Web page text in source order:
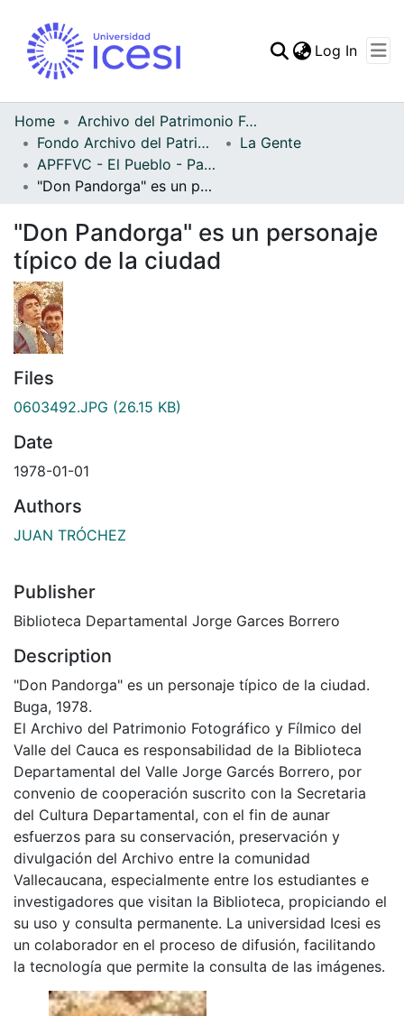
Statistics
Log In
Home
Archivo del Patrimonio Fotográfico y Fílmico del Valle del Cauca
Fondo Archivo del Patrimonio Fotográfico y Fílmico del Valle del Cauca
La Gente
APFFVC - El Pueblo - Patrimonial
"Don Pandorga" es un personaje típico de la ciudad
"Don Pandorga" es un personaje
típico de la ciudad
Files
0603492.JPG (26.15 KB)
Date
1978-01-01
Authors
JUAN TRÓCHEZ
Publisher
Biblioteca Departamental Jorge Garces Borrero
Description
"Don Pandorga" es un personaje típico de la ciudad.
Buga, 1978.
El Archivo del Patrimonio Fotográfico y Fílmico del
Valle del Cauca es responsabilidad de la Biblioteca
Departamental del Valle Jorge Garcés Borrero, por
convenio de cooperación suscrito con la Secretaria
del Cultura Departamental, con el fin de aunar
esfuerzos para su conservación, preservación y
divulgación del Archivo entre la comunidad
Vallecaucana, especialmente entre los estudiantes e
investigadores que visitan la Biblioteca, propiciando el
su uso y consulta permanente. La universidad Icesi es
un colaborador en el proceso de difusión, facilitando
la tecnología que permite la consulta de las imágenes.